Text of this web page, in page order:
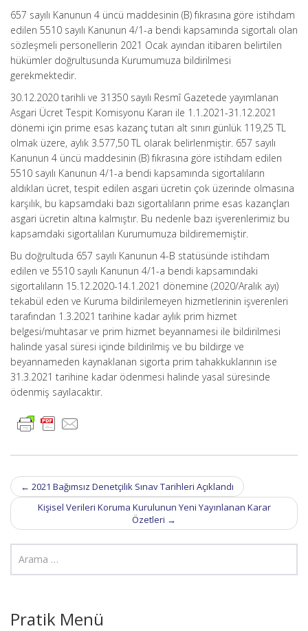
657 sayılı Kanunun 4 üncü maddesinin (B) fıkrasına göre istihdam
edilen 5510 sayılı Kanunun 4/1-a bendi kapsamında sigortalı olan
sözleşmeli personellerin 2021 Ocak ayından itibaren belirtilen
hükümler doğrultusunda Kurumumuza bildirilmesi
gerekmektedir.
30.12.2020 tarihli ve 31350 sayılı Resmî Gazetede yayımlanan
Asgari Ücret Tespit Komisyonu Kararı ile 1.1.2021-31.12.2021
dönemi için prime esas kazanç tutarı alt sınırı günlük 119,25 TL
olmak üzere, aylık 3.577,50 TL olarak belirlenmiştir. 657 sayılı
Kanunun 4 üncü maddesinin (B) fıkrasına göre istihdam edilen
5510 sayılı Kanunun 4/1-a bendi kapsamında sigortalıların
aldıkları ücret, tespit edilen asgari ücretin çok üzerinde olmasına
karşılık, bu kapsamdaki bazı sigortalıların prime esas kazançları
asgari ücretin altına kalmıştır. Bu nedenle bazı işverenlerimiz bu
kapsamdaki sigortalıları Kurumumuza bildirememiştir.
Bu doğrultuda 657 sayılı Kanunun 4-B statüsünde istihdam
edilen ve 5510 sayılı Kanunun 4/1-a bendi kapsamındaki
sigortalıların 15.12.2020-14.1.2021 dönemine (2020/Aralık ayı)
tekabül eden ve Kuruma bildirilemeyen hizmetlerinin işverenleri
tarafından 1.3.2021 tarihine kadar aylık prim hizmet
belgesi/muhtasar ve prim hizmet beyannamesi ile bildirilmesi
halinde yasal süresi içinde bildirilmiş ve bu bildirge ve
beyannameden kaynaklanan sigorta prim tahakkuklarının ise
31.3.2021 tarihine kadar ödenmesi halinde yasal süresinde
ödenmiş sayılacaktır.
Post
navigation
← 2021 Bağımsız Denetçilik Sınav Tarihleri Açıklandı
Kişisel Verileri Koruma Kurulunun Yeni Yayınlanan Karar
Özetleri →
Pratik Menü